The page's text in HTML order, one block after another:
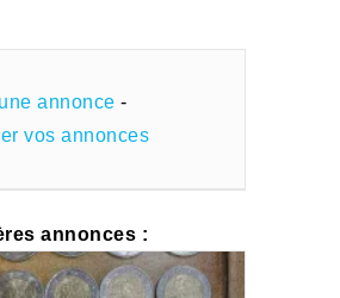
annonce -
vos annonces
annonces :